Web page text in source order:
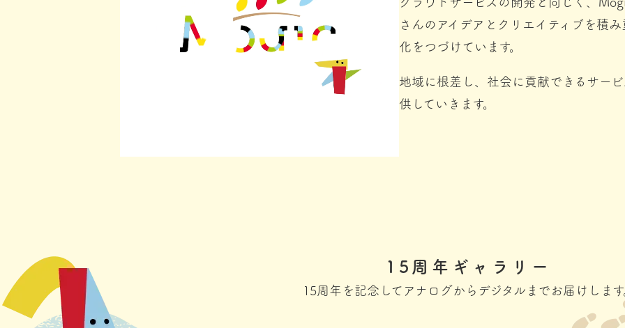
さんのアイデアとクリエイティブを積
化をつづけています。
地域に根差し、社会に貢献できるサー
供していきます。
15周年ギャラリー
15周年を記念してアナログからデジタルまでお届けしま